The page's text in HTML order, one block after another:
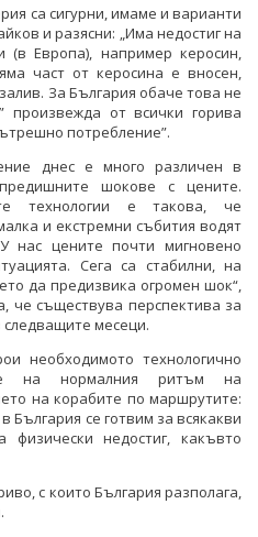
са сигурни, имаме и варианти
и разясни: „Има недостиг на
(в Европа), например керосин,
част от керосина е вносен,
За България обаче това не
произвежда от всички горива
потребление”.
днес е много различен в
шокове с цените.
технологии е такова, че
и екстремни събития водят
нас цените почти мигновено
Сега са стабилни, на
да предизвика огромен шок“,
че съществува перспектива за
следващите месеци.
необходимото технологично
на нормалния ритъм на
на корабите по маршрутите:
България се готвим за всякакви
недостиг, какъвто
с които България разполага,